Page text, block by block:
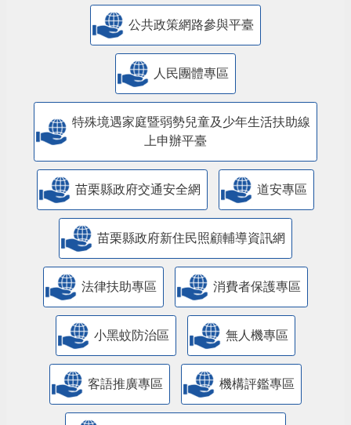
公共政策網路參與平臺
人民團體專區
特殊境遇家庭暨弱勢兒童及少年生活扶助線
上申辦平臺
苗栗縣政府交通安全網 道安專區
苗栗縣政府新住民照顧輔導資訊網
法律扶助專區 消費者保護專區
小黑蚊防治區 無人機專區
客語推廣專區 機構評鑑專區